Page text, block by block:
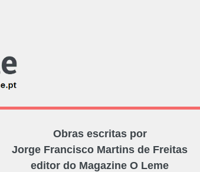
Obras escritas por
Jorge Francisco Martins de Freitas
editor do Magazine O Leme